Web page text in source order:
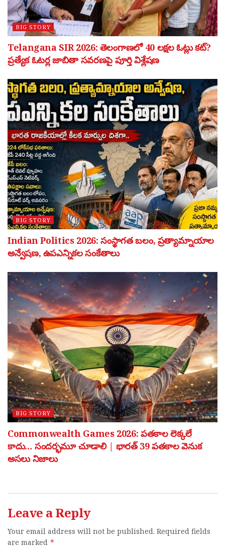
BIG STORY
Telangana SIR 2026: తెలంగాణలో 40 లక్షల ఓట్లు కట్?
ప్రత్యేక ఓటర్ల జాబితా సవరణపై పూర్తి విశ్లేషణ
BIG STORY
Indian Politics 2026: సంస్థాగత బలం, ప్రత్యామ్నాయాల
అన్వేషణ, ఉపఎన్నికల సంకేతాలు
BIG STORY
Commonwealth Games 2026: పతకాల లెక్కలే
కాదు… సందర్భమూ చూడాలి | భారత్ 39 పతకాల వెనుక
అసలు నిజాలు
Leave a Reply
Your email address will not be published. Required fields
are marked *